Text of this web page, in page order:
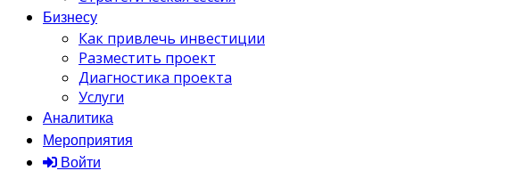
Бизнесу
Как привлечь инвестиции
Разместить проект
Диагностика проекта
Услуги
Аналитика
Мероприятия
Войти